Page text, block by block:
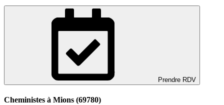
Prendre RDV
Cheministes à Mions (69780)